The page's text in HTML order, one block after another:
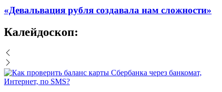
«Девальвация рубля создавала нам сложности»
Калейдоскоп: